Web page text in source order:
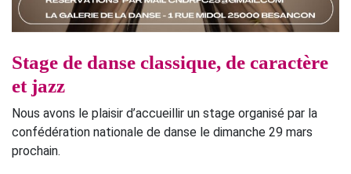
Stage de danse classique, de caractère
et jazz
Nous avons le plaisir d’accueillir un stage organisé par la
confédération nationale de danse le dimanche 29 mars
prochain.